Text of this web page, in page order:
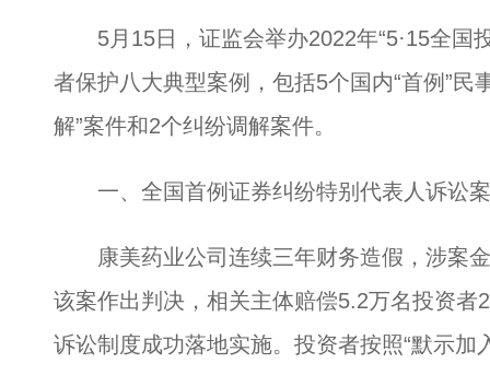
5月15日，证监会举办2022年“5·15全国
者保护八大典型案例，包括5个国内“首例”民
解”案件和2个纠纷调解案件。
一、全国首例证券纠纷特别代表人诉讼
康美药业公司连续三年财务造假，涉案金
该案作出判决，相关主体赔偿5.2万名投资者
诉讼制度成功落地实施。投资者按照“默示加